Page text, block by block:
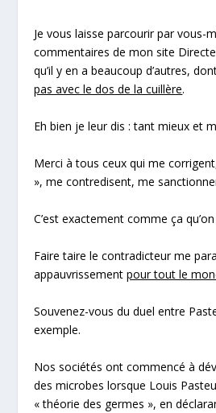
Je vous laisse parcourir par vous-
commentaires de mon site
qu’il y en a beaucoup d’autres,
pas avec le dos de la cuillère.
Eh bien je leur dis : tant mieux et
Merci à tous ceux qui me
», me contredisent, me
C’est exactement comme ça
Faire taire le contradicteur me
appauvrissementpour tout le
Souvenez-vous du duel entre
exemple.
Nos sociétés ont commencé à
des microbes lorsque Louis
« théorie des germes », en